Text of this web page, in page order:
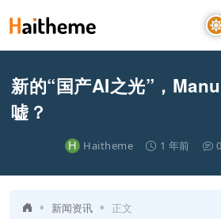
新的“国产AI之光”，
嘘？
H Haitheme 1 年前 0
• 新闻资讯 • 正文